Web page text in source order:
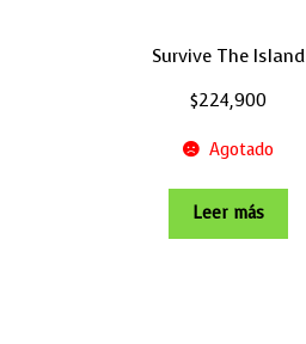
Survive The Island
$224,900
Agotado
Leer más